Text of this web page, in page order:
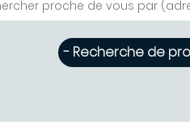
- Recherche de